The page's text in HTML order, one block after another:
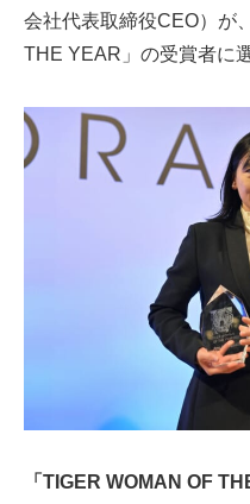
会社代表取締役CEO）が
THE YEAR」の受賞者に
「TIGER WOMAN OF